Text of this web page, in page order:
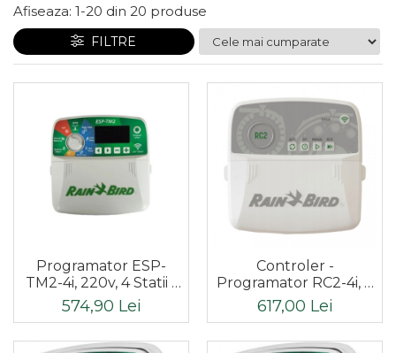
Afiseaza: 1-20 din 20 produse
FILTRE
Programator ESP-
TM2-4i, 220v, 4 Statii -
Interior
574,90 Lei
Controler -
Programator RC2-4i, 4
zone interior Rain Bird,
WI-FI INCLUS
617,00 Lei